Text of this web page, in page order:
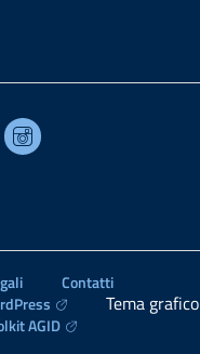
Contatti
Tema grafico
AGID